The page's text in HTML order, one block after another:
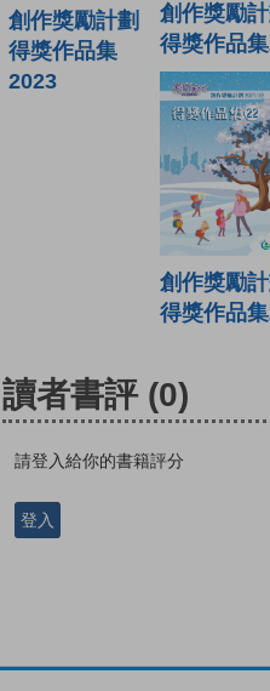
創作獎勵計劃
得獎作品集
2023
創作獎勵計
得獎作品
創作獎勵計
得獎作品
讀者書評 (0)
請登入給你的書籍評分
登入